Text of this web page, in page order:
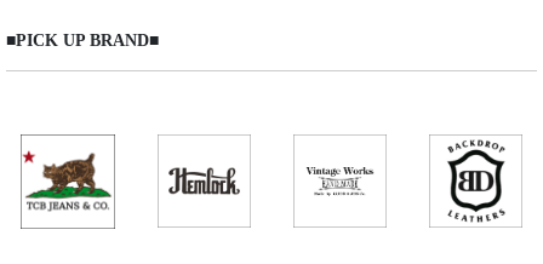
■PICK UP BRAND■